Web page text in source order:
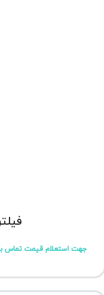
جهت استعلام قیمت تماس